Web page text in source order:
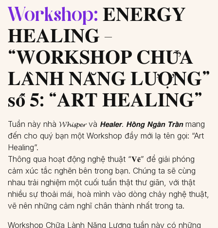
Workshop: 𝐄𝐍𝐄𝐑𝐆𝐘
𝐇𝐄𝐀𝐋𝐈𝐍𝐆 –
“𝐖𝐎𝐑𝐊𝐒𝐇𝐎𝐏 𝐂𝐇𝐔̛̃𝐀
𝐋𝐀̀𝐍𝐇 𝐍𝐀̆𝐍𝐆 𝐋𝐔̛𝐎̛̣𝐍𝐆”
𝐬𝐨̂́ 𝟓: “𝐀𝐑𝐓 𝐇𝐄𝐀𝐋𝐈𝐍𝐆”
Tuần này nhà 𝓦𝓱𝓲𝓼𝓹𝓮𝓻 và 𝙃𝙚𝙖𝙡𝙚𝙧. 𝙃𝙤̂̀𝙣𝙜 𝙉𝙜𝙖̂𝙣 𝙏𝙧𝙖̂̀𝙣 mang
đến cho quý bạn một Workshop đầy mới lạ tên gọi: “Art
Healing”.
Thông qua hoạt động nghệ thuật “𝐕𝐞̃” để giải phóng
cảm xúc tắc nghẽn bên trong bạn. Chúng ta sẽ cùng
nhau trải nghiệm một cuối tuần thật thư giãn, với thật
nhiều sự thoải mái, hoà mình vào dòng chảy nghệ thuật,
vẽ nên những cảm nghĩ chân thành nhất trong ta.
Workshop Chữa Lành Năng Lượng tuần này có những